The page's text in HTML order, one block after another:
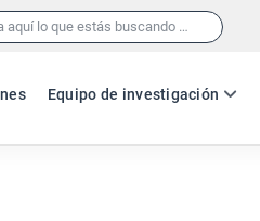
Equipo de investigación